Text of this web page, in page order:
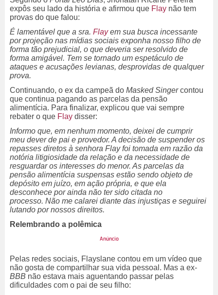
expôs seu lado da história e afirmou que Flay não tem
provas do que falou:
É lamentável que a sra. Flayem sua busca incessante
por projeção nas mídias sociais exponha nosso filho de
forma tão prejudicial, o que deveria ser resolvido de
forma amigável. Tem se tornado um espetáculo de
ataques e acusações levianas, desprovidas de qualquer
prova.
Continuando, o ex da campeã do Masked Singercontou
que continua pagando as parcelas da pensão
alimentícia. Para finalizar, explicou que vai sempre
rebater o que Flay disser:
Informo que, em nenhum momento, deixei de cumprir
meu dever de pai e provedor. A decisão de suspender os
repasses diretos à senhora Flay foi tomada em razão da
notória litigiosidade da relação e da necessidade de
resguardar os interesses do menor. As parcelas da
pensão alimentícia suspensas estão sendo objeto de
depósito em juízo, em ação própria, e que ela
desconhece por ainda não ter sido citada no
processo. Não me calarei diante das injustiças e seguirei
lutando por nossos direitos.
Relembrando a polêmica
Pelas redes sociais, Flayslane contou em um vídeo que
não gosta de compartilhar sua vida pessoal. Mas a ex-
BBB não estava mais aguentando passar pelas
dificuldades com o pai de seu filho: